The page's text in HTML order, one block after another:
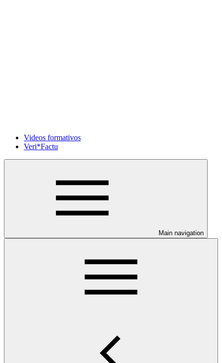
Videos formativos
Veri*Factu
Main navigation